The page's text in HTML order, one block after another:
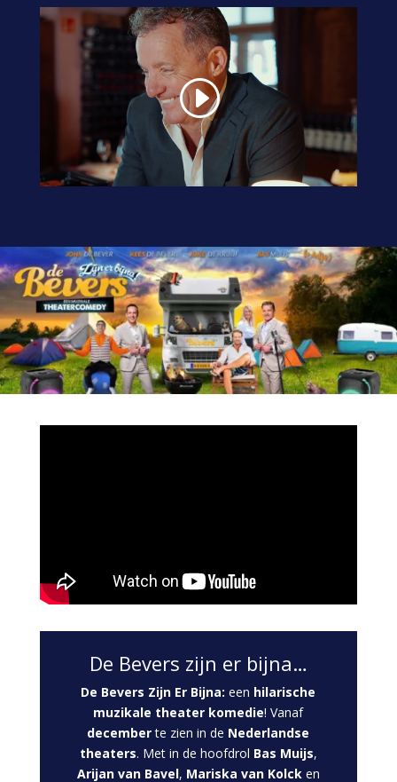
De Bevers zijn er bijna…
De Bevers Zijn Er Bijna: een hilarische
muzikale theater komedie! Vanaf
decemberte zien in de Nederlandse
theaters. Met in de hoofdrol Bas Muijs,
Arijan van Bavel, Mariska van Kolcken